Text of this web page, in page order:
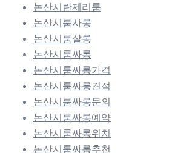
논산시란제리룸
논산시룸사롱
논산시룸살롱
논산시룸싸롱
논산시룸싸롱가격
논산시룸싸롱견적
논산시룸싸롱문의
논산시룸싸롱예약
논산시룸싸롱위치
논산시룸싸롱추천